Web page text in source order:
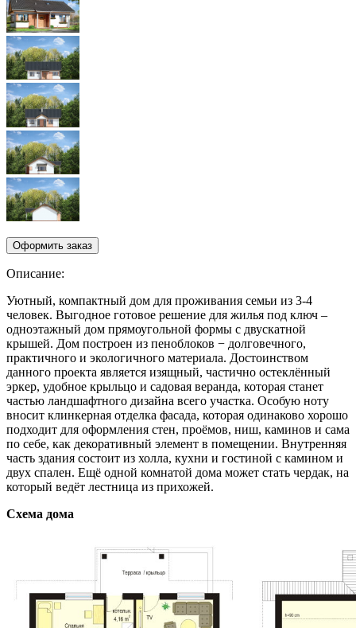
Описание:
Уютный, компактный дом для проживания семьи из 3-4
человек. Выгодное готовое решение для жилья под ключ –
одноэтажный дом прямоугольной формы с двускатной
крышей. Дом построен из пеноблоков − долговечного,
практичного и экологичного материала. Достоинством
данного проекта является изящный, частично остеклённый
эркер, удобное крыльцо и садовая веранда, которая станет
частью ландшафтного дизайна всего участка. Особую ноту
вносит клинкерная отделка фасада, которая одинаково хорошо
подходит для оформления стен, проёмов, ниш, каминов и сама
по себе, как декоративный элемент в помещении. Внутренняя
часть здания состоит из холла, кухни и гостиной с камином и
двух спален. Ещё одной комнатой дома может стать чердак, на
который ведёт лестница из прихожей.
Схема дома